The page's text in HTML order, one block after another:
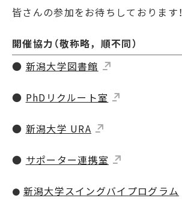
皆さんの参加をお待ちしております！
開催協力（敬称略，順不同）
● 新潟大学図書館
● PhDリクルート室
● 新潟大学 URA
● サポーター連携室
● 新潟大学スイングバイプログラム